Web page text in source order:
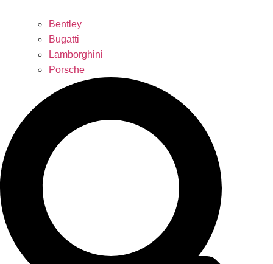
Bentley
Bugatti
Lamborghini
Porsche